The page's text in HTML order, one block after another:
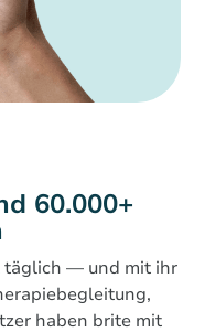
60.000+
täglich — und mit ihr
haben brite mit